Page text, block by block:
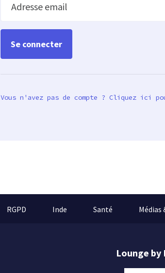
Adresse email
Vous n'avez pas de compte ? Cliquez ici
RGPD Inde Santé Médias
Lounge by